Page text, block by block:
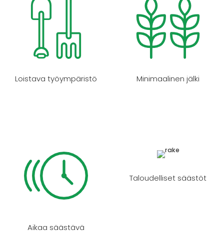
Loistava työympäristö Minimaalinen jälki
Aikaa säästävä
Taloudelliset säästöt